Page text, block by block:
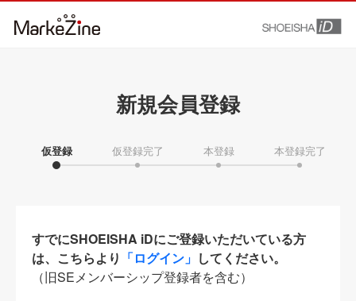
新規会員登録
仮登録 仮登録完了 本登録 本登録完了
すでにSHOEISHA iDにご登録いただいている方
は、こちらより 「ログイン」 してください。
（旧SEメンバーシップ登録者を含む）